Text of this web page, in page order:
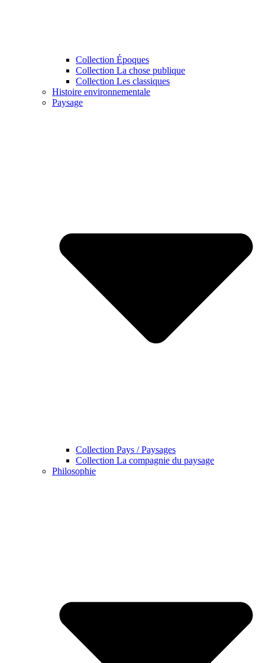
Collection Époques
Collection La chose publique
Collection Les classiques
Histoire environnementale
Paysage
Collection Pays / Paysages
Collection La compagnie du paysage
Philosophie